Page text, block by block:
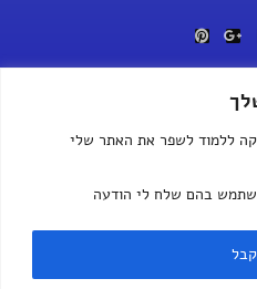
ללמוד לשפר את האתר שלי
בהם שלח לי הודעה